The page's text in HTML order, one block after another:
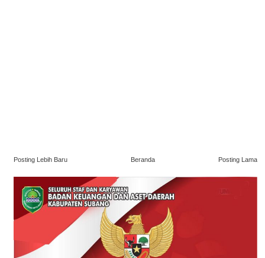
Posting Lebih Baru Posting Lama
Beranda